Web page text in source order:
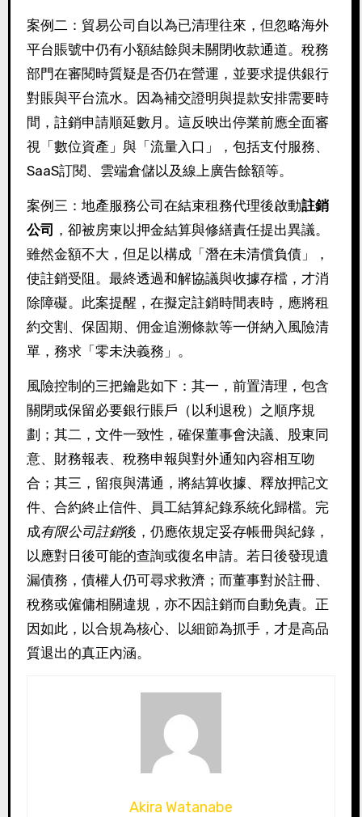
案例二：貿易公司自以為已清理往來，但忽略海外
平台賬號中仍有小額結餘與未關閉收款通道。稅務
部門在審閱時質疑是否仍在營運，並要求提供銀行
對賬與平台流水。因為補交證明與提款安排需要時
間，註銷申請順延數月。這反映出停業前應全面審
視「數位資產」與「流量入口」，包括支付服務、
SaaS訂閱、雲端倉儲以及線上廣告餘額等。
案例三：地產服務公司在結束租務代理後啟動註銷
公司 ，卻被房東以押金結算與修繕責任提出異議。
雖然金額不大，但足以構成「潛在未清償負債」，
使註銷受阻。最終透過和解協議與收據存檔，才消
除障礙。此案提醒，在擬定註銷時間表時，應將租
約交割、保固期、佣金追溯條款等一併納入風險清
單，務求「零未決義務」。
風險控制的三把鑰匙如下：其一，前置清理，包含
關閉或保留必要銀行賬戶（以利退稅）之順序規
劃；其二，文件一致性，確保董事會決議、股東同
意、財務報表、稅務申報與對外通知內容相互吻
合；其三，留痕與溝通，將結算收據、釋放押記文
件、合約終止信件、員工結算紀錄系統化歸檔。完
成有限公司註銷後，仍應依規定妥存帳冊與紀錄，
以應對日後可能的查詢或復名申請。若日後發現遺
漏債務，債權人仍可尋求救濟；而董事對於註冊、
稅務或僱傭相關違規，亦不因註銷而自動免責。正
因如此，以合規為核心、以細節為抓手，才是高品
質退出的真正內涵。
Akira Watanabe